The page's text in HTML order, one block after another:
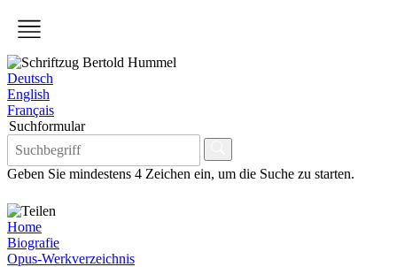
Deutsch
English
Français
Suchformular
Geben Sie mindestens 4 Zeichen ein, um die Suche zu starten.
Home
Biografie
Opus-Werkverzeichnis